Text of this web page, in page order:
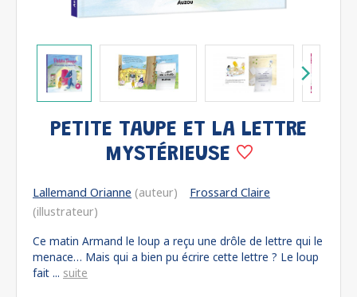
PETITE TAUPE ET LA LETTRE
MYSTÉRIEUSE
Lallemand Orianne (auteur)
Frossard Claire
(illustrateur)
Ce matin Armand le loup a reçu une drôle de lettre qui le
menace… Mais qui a bien pu écrire cette lettre ? Le loup
fait ... suite